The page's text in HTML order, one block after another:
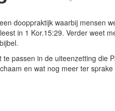
dooppraktijk waarbij mensen
in 1 Kor.15:29. Verder weet
passen in de uiteenzetting die
en wat nog meer ter